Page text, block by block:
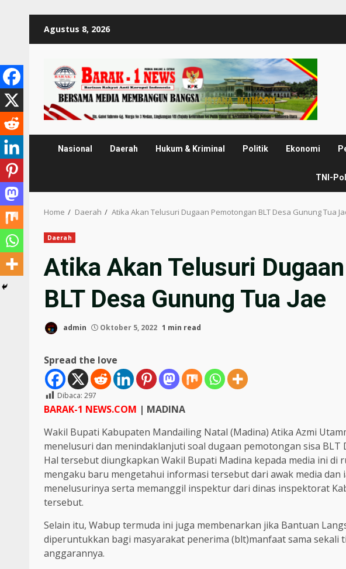
Agustus 8, 2026
Nasional Daerah Hukum & Kriminal Politik Ekonomi
TNI-
Home Daerah Atika Akan Telusuri Dugaan Pemotongan BLT Desa Gunung Tua
Daerah
Atika Akan Telusuri
BLT Desa Gunung Tua Jae
admin Oktober 5, 2022 1 min read
Spread the love
Dibaca: 297
BARAK-1 NEWS.COM | MADINA
Wakil Bupati Kabupaten Mandailing Natal (Madina) Atika Azmi
menelusuri dan menindaklanjuti soal dugaan pemotongan sisa BLT
Hal tersebut diungkapkan Wakil Bupati Madina kepada media ini di
mengaku baru mengetahui informasi tersebut dari awak media dan
menelusurinya serta memanggil inspektur dari dinas inspektorat
tersebut.
Selain itu, Wabup termuda ini juga membenarkan jika Bantuan
diperuntukkan bagi masyarakat penerima (blt)manfaat sama sekali
anggarannya.